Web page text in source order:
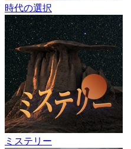
時代の選択
ミステリー